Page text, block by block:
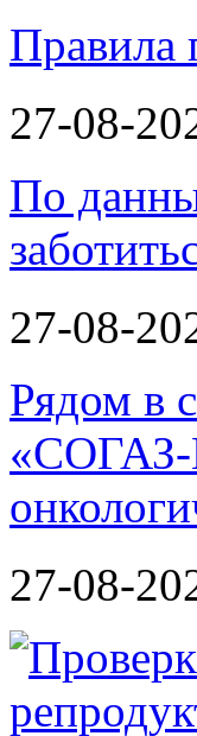
Правила
27-08-
По
27-08-
Рядом в
«СОГАЗ-
27-08-